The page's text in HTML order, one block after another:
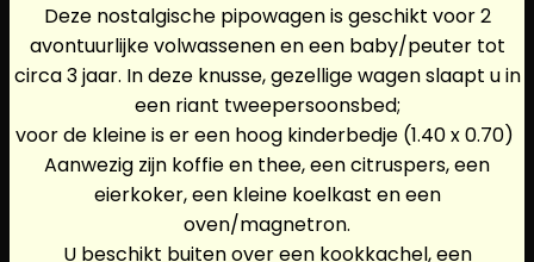
Deze nostalgische pipowagen is geschikt voor 2
avontuurlijke volwassenen en een baby/peuter tot
circa 3 jaar. In deze knusse, gezellige wagen slaapt u in
een riant tweepersoonsbed;
voor de kleine is er een hoog kinderbedje (1.40 x 0.70)
Aanwezig zijn koffie en thee, een citruspers, een
eierkoker, een kleine koelkast en een
oven/magnetron.
U beschikt buiten over een kookkachel, een